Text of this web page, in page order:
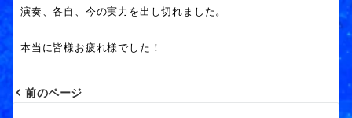
演奏、各自、今の実力を出し切れました。
本当に皆様お疲れ様でした！
前のページ